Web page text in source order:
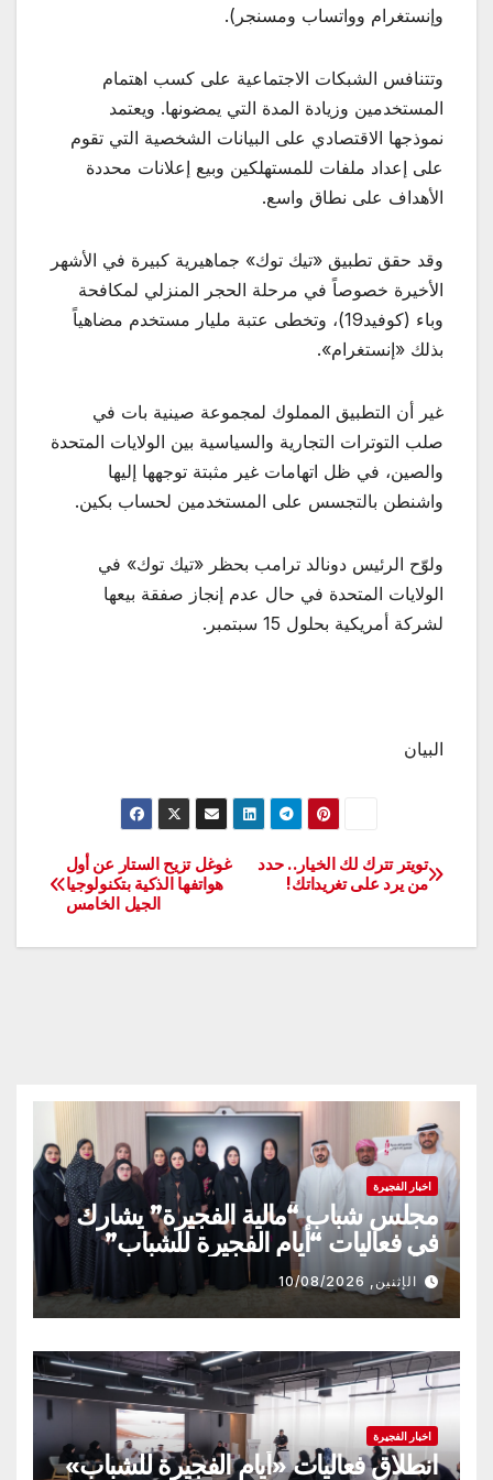
وإنستغرام وواتساب ومسنجر).
وتتنافس الشبكات الاجتماعية على كسب اهتمام
المستخدمين وزيادة المدة التي يمضونها. ويعتمد
نموذجها الاقتصادي على البيانات الشخصية التي تقوم
على إعداد ملفات للمستهلكين وبيع إعلانات محددة
الأهداف على نطاق واسع.
وقد حقق تطبيق «تيك توك» جماهيرية كبيرة في الأشهر
الأخيرة خصوصاً في مرحلة الحجر المنزلي لمكافحة
وباء (كوفيد19)، وتخطى عتبة مليار مستخدم مضاهياً
بذلك «إنستغرام».
غير أن التطبيق المملوك لمجموعة صينية بات في
صلب التوترات التجارية والسياسية بين الولايات المتحدة
والصين، في ظل اتهامات غير مثبتة توجهها إليها
واشنطن بالتجسس على المستخدمين لحساب بكين.
ولوّح الرئيس دونالد ترامب بحظر «تيك توك» في
الولايات المتحدة في حال عدم إنجاز صفقة بيعها
لشركة أمريكية بحلول 15 سبتمبر.
البيان
تصفّح
غوغل تزيح الستار عن أول
هواتفها الذكية بتكنولوجيا
الجيل الخامس
تويتر تترك لك الخيار.. حدد
من يرد على تغريداتك!
اخبار الفجيرة
مجلس شباب “مالية الفجيرة” يشارك
في فعاليات “أيام الفجيرة للشباب”
الإثنين, 10/08/2026
اخبار الفجيرة
انطلاق فعاليات «أيام الفجيرة للشباب»